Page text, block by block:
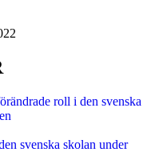
roll i den svenska
svenska skolan under